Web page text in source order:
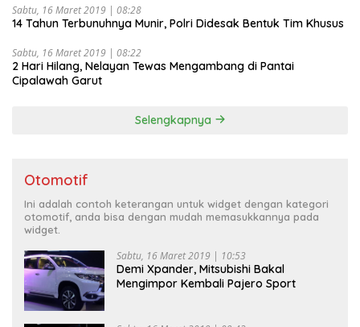
Sabtu, 16 Maret 2019 | 08:28
14 Tahun Terbunuhnya Munir, Polri Didesak Bentuk Tim Khusus
Sabtu, 16 Maret 2019 | 08:22
2 Hari Hilang, Nelayan Tewas Mengambang di Pantai
Cipalawah Garut
Selengkapnya
Otomotif
Ini adalah contoh keterangan untuk widget dengan kategori
otomotif, anda bisa dengan mudah memasukkannya pada
widget.
Sabtu, 16 Maret 2019 | 10:53
Demi Xpander, Mitsubishi Bakal
Mengimpor Kembali Pajero Sport